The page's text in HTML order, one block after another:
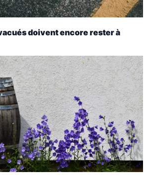
doivent encore rester à